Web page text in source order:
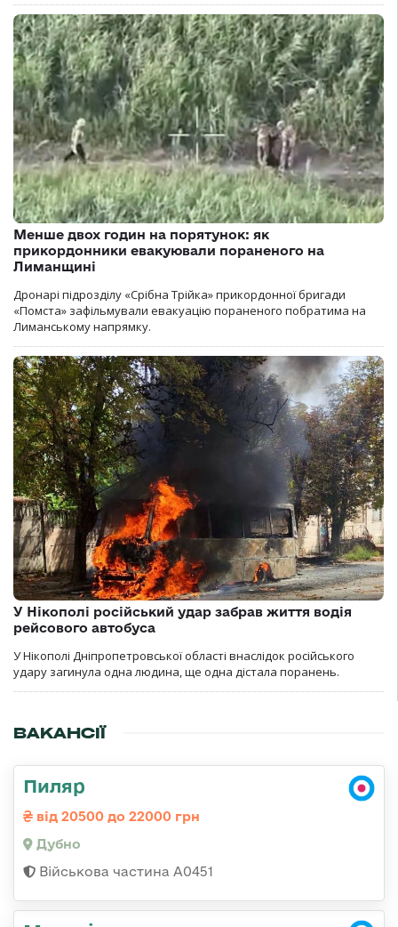
Менше двох годин на порятунок: як
прикордонники евакуювали пораненого на
Лиманщині
Дронарі підрозділу «Срібна Трійка» прикордонної бригади
«Помста» зафільмували евакуацію пораненого побратима на
Лиманському напрямку.
У Нікополі російський удар забрав життя водія
рейсового автобуса
У Нікополі Дніпропетровської області внаслідок російського
удару загинула одна людина, ще одна дістала поранень.
ВАКАНСІЇ
Пиляр
від 20500 до 22000 грн
Дубно
Військова частина А0451